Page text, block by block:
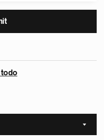
todo
Sort